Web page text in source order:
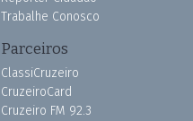
Trabalhe Conosco
Parceiros
ClassiCruzeiro
CruzeiroCard
Cruzeiro FM 92.3